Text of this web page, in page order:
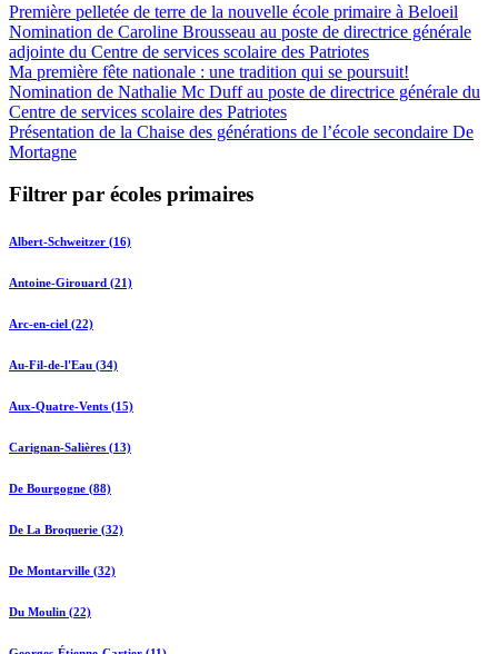
Première pelletée de terre de la nouvelle école primaire à Beloeil
Nomination de Caroline Brousseau au poste de directrice générale
adjointe du Centre de services scolaire des Patriotes
Ma première fête nationale : une tradition qui se poursuit!
Nomination de Nathalie Mc Duff au poste de directrice générale du
Centre de services scolaire des Patriotes
Présentation de la Chaise des générations de l’école secondaire De
Mortagne
Filtrer par écoles primaires
Albert-Schweitzer (16)
Antoine-Girouard (21)
Arc-en-ciel (22)
Au-Fil-de-l'Eau (34)
Aux-Quatre-Vents (15)
Carignan-Salières (13)
De Bourgogne (88)
De La Broquerie (32)
De Montarville (32)
Du Moulin (22)